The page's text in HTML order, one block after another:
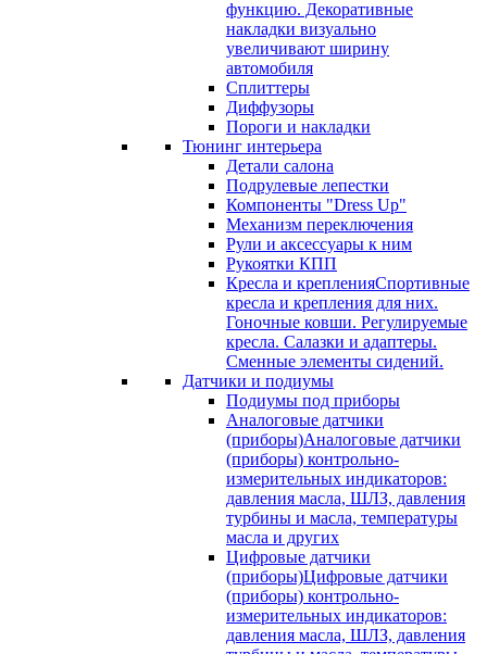
функцию. Декоративные
накладки визуально
увеличивают ширину
автомобиля
Сплиттеры
Диффузоры
Пороги и накладки
Тюнинг интерьера
Детали салона
Подрулевые лепестки
Компоненты "Dress Up"
Механизм переключения
Рули и аксессуары к ним
Рукоятки КПП
Кресла и крепленияСпортивные
кресла и крепления для них.
Гоночные ковши. Регулируемые
кресла. Салазки и адаптеры.
Сменные элементы сидений.
Датчики и подиумы
Подиумы под приборы
Аналоговые датчики
(приборы)Аналоговые датчики
(приборы) контрольно-
измерительных индикаторов:
давления масла, ШЛЗ, давления
турбины и масла, температуры
масла и других
Цифровые датчики
(приборы)Цифровые датчики
(приборы) контрольно-
измерительных индикаторов:
давления масла, ШЛЗ, давления